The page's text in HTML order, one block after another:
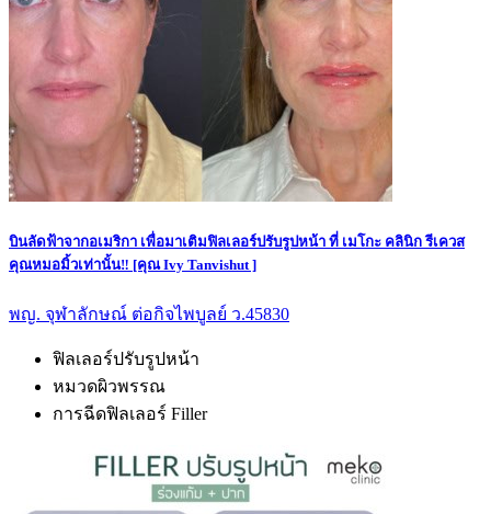
บินลัดฟ้าจากอเมริกา เพื่อมาเติมฟิลเลอร์ปรับรูปหน้า ที่ เมโกะ คลินิก รีเควส
คุณหมอมิ้วเท่านั้น‼️ [คุณ Ivy Tanvishut ]
พญ. จุฬาลักษณ์ ต่อกิจไพบูลย์ ว.45830
ฟิลเลอร์ปรับรูปหน้า
หมวดผิวพรรณ
การฉีดฟิลเลอร์ Filler